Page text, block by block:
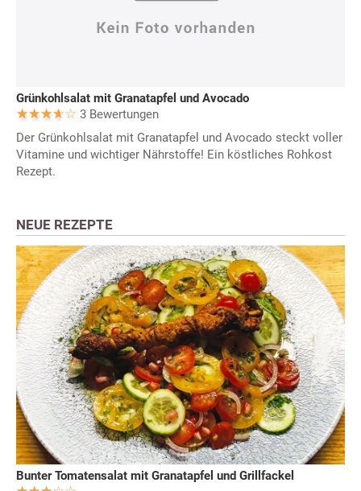
Grünkohlsalat mit Granatapfel und Avocado
3 Bewertungen
Der Grünkohlsalat mit Granatapfel und Avocado steckt voller
Vitamine und wichtiger Nährstoffe! Ein köstliches Rohkost
Rezept.
NEUE REZEPTE
Bunter Tomatensalat mit Granatapfel und Grillfackel